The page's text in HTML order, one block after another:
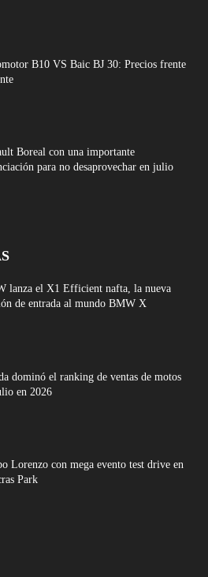
B10 VS Baic BJ 30: Precios frente
Boreal con una importante
para no desaprovechar en julio
lanza el X1 Efficient nafta, la nueva
de entrada al mundo BMW X
dominó el ranking de ventas de motos
en 2026
Lorenzo con mega evento test drive en
Park